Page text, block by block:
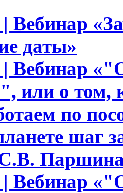
Вебинар
даты»
| Вебинар
или о том,
по
шаг
| Вебинар